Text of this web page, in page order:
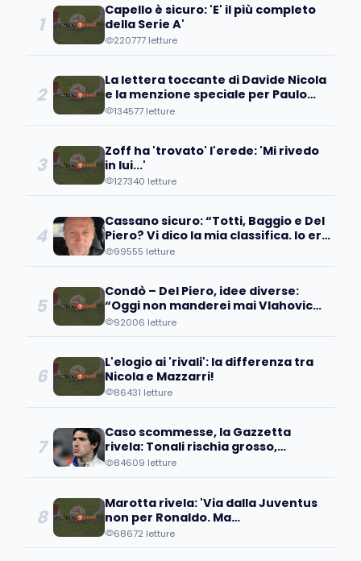
1
Capello è sicuro: 'E' il più completo
della Serie A'
220777 letture
2
La lettera toccante di Davide Nicola
e la menzione speciale per Paulo
Coelho
134577 letture
3
Zoff ha 'trovato' l'erede: 'Mi rivedo
in lui...'
127340 letture
4
Cassano sicuro: “Totti, Baggio e Del
Piero? Vi dico la mia classifica. Io ero
avanti, ma…”
99555 letture
5
Condò – Del Piero, idee diverse:
“Oggi non manderei mai Vlahovic
davanti ai microfoni perché….”
92006 letture
6
L'elogio ai 'rivali': la differenza tra
Nicola e Mazzarri!
86431 letture
7
Caso scommesse, la Gazzetta
rivela: Tonali rischia grosso,
avrebbe scommesso...
84609 letture
8
Marotta rivela: 'Via dalla Juventus
non per Ronaldo. Ma
quell'operazione...'
68672 letture